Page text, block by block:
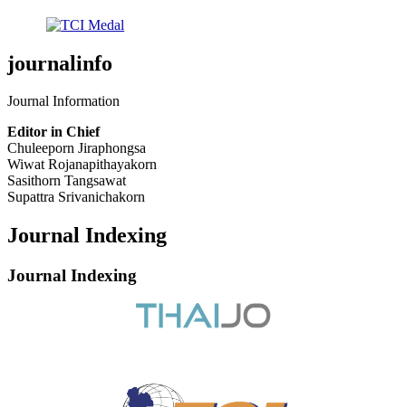
journalinfo
Journal Information
Editor in Chief
Chuleeporn Jiraphongsa
Wiwat Rojanapithayakorn
Sasithorn Tangsawat
Supattra Srivanichakorn
Journal Indexing
Journal Indexing